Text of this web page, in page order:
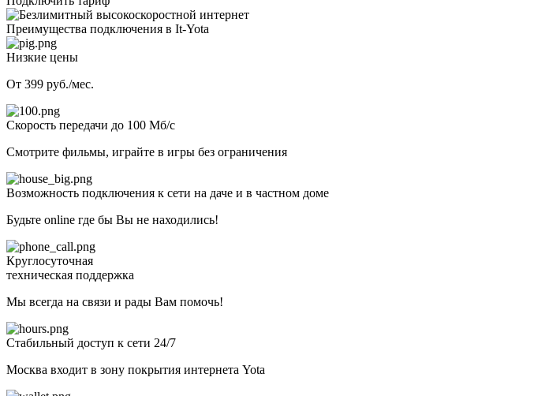
Преимущества подключения в It-Yota
Низкие цены
От 399 руб./мес.
Скорость передачи до 100 Мб/с
Смотрите фильмы, играйте в игры без ограничения
Возможность подключения к сети на даче и в частном доме
Будьте online где бы Вы не находились!
Круглосуточная
техническая поддержка
Мы всегда на связи и рады Вам помочь!
Стабильный доступ к сети 24/7
Москва входит в зону покрытия интернета Yota